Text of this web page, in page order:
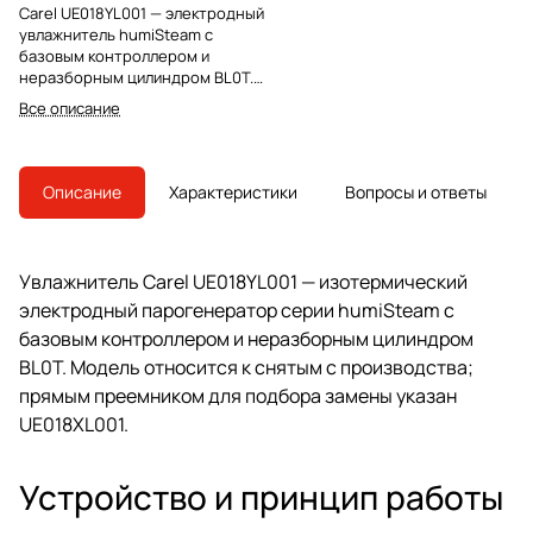
Carel UE018YL001 — электродный
увлажнитель humiSteam с
базовым контроллером и
неразборным цилиндром BL0T.
Модель снята с производства,
преемник для замены —
Все описание
Описание Характеристики Вопросы и ответы
Увлажнитель Carel UE018YL001 — изотермический
электродный парогенератор серии humiSteam с
базовым контроллером и неразборным цилиндром
BL0T. Модель относится к снятым с производства;
прямым преемником для подбора замены указан
UE018XL001.
Устройство и принцип работы